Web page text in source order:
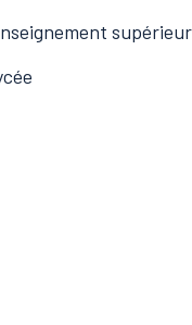
supérieur